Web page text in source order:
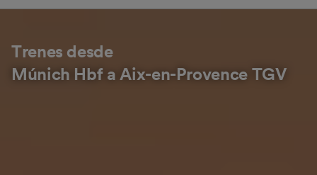
Trenes desde
Múnich Hbf a Aix-en-Provence TGV